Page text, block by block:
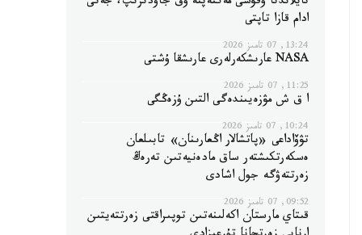
ادام قازا تاپتى
13:24, 07 تامىز 2026
NASA عارىشكەرلەرى عارىشقا ۇشتى
11:25, 07 تامىز 2026
ا ق ش مۋزەيىندەگى التىن ۇزەڭگى
10:24, 07 تامىز 2026
تۋۆاداعى «پاتشالار اڭعارىنان» تابىلعان
ەسكەرتكىشتەر ساق مادەنيەتىن تەرەڭ
زەرتتەۋگە جول اشادى
09:52, 07 تامىز 2026
قىتاي مارستان اكەلىنەتىن توپىراقتى زەرتتەيتىن